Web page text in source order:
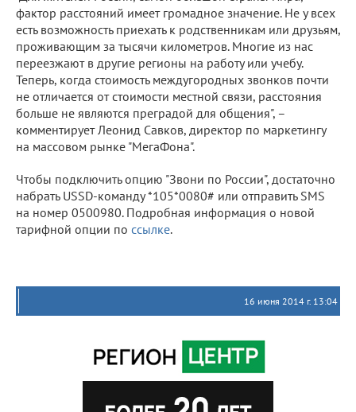
фактор расстояний имеет громадное значение. Не у всех
есть возможность приехать к родственникам или друзьям,
проживающим за тысячи километров. Многие из нас
переезжают в другие регионы на работу или учебу.
Теперь, когда стоимость междугородных звонков почти
не отличается от стоимости местной связи, расстояния
больше не являются преградой для общения", –
комментирует Леонид Савков, директор по маркетингу
на массовом рынке "МегаФона".
Чтобы подключить опцию "Звони по России", достаточно
набрать USSD-команду *105*0080# или отправить SMS
на номер 0500980. Подробная информация о новой
тарифной опции по ссылке.
16 июня 2014 г. 13:04